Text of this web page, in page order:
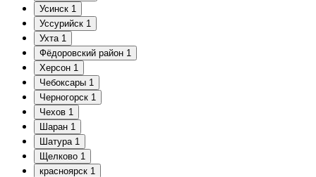
Усинск 1
Уссурийск 1
Ухта 1
Фёдоровский район 1
Херсон 1
Чебоксары 1
Черногорск 1
Чехов 1
Шаран 1
Шатура 1
Щелково 1
красноярск 1